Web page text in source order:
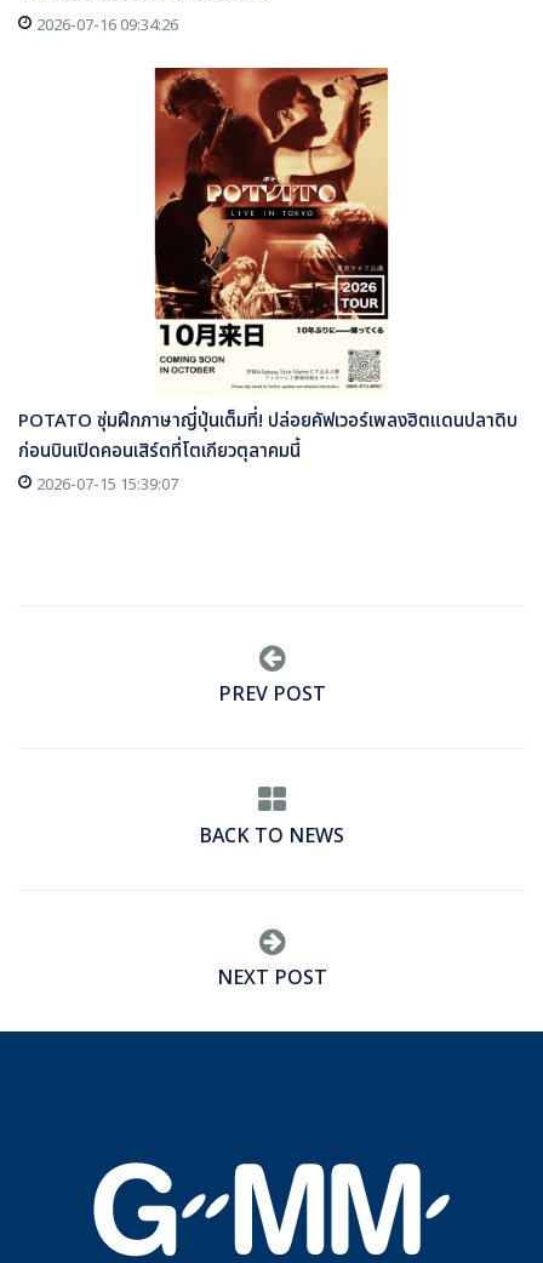
2026-07-16 09:34:26
POTATO ซุ่มฝึกภาษาญี่ปุ่นเต็มที่! ปล่อยคัฟเวอร์เพลงฮิตแดนปลาดิบ
ก่อนบินเปิดคอนเสิร์ตที่โตเกียวตุลาคมนี้
2026-07-15 15:39:07
PREV POST
BACK TO NEWS
NEXT POST